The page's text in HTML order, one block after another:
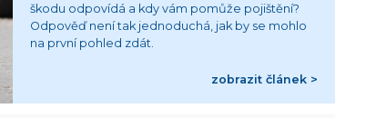
škodu odpovídá a kdy vám pomůže pojištění?
Odpověď není tak jednoduchá, jak by se mohlo
na první pohled zdát.
zobrazit článek >